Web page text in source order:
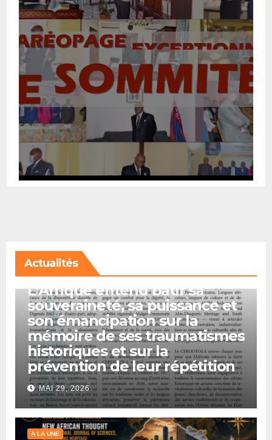
Actualités
L’Afrique entend bâtir sa
souveraineté, sa puissance et
son émancipation sur la
mémoire de ses traumatismes
historiques et sur la
prévention de leur répétition
MAI 29, 2026
A LA UNE